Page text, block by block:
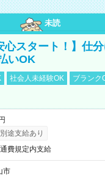
未読
心スタート！】仕
いOK
社会人未経験OK
ブランク
途支給あり
費規定内支給
市